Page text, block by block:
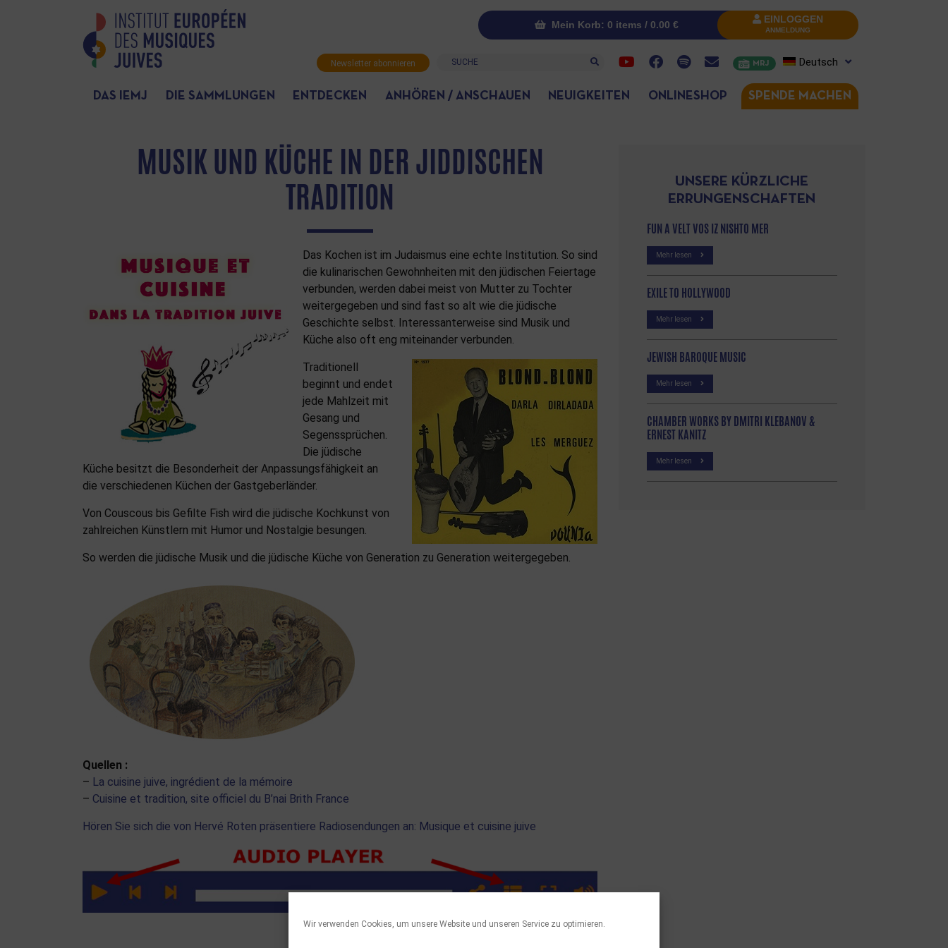
Wir verwenden Cookies, um unsere Website und unseren Service zu optimieren.
Mein Korb: 0 items / 0.00 € EINLOGGEN
ANMELDUNG
Newsletter abonnieren Suche MRJ Deutsch
DAS IEMJ DIE SAMMLUNGEN ENTDECKEN ANHÖREN / ANSCHAUEN NEUIGKEITEN ONLINESHOP SPENDE MACHEN
MUSIK UND KÜCHE IN DER JIDDISCHEN
TRADITION
Das Kochen ist im Judaismus eine echte Institution. So sind
die kulinarischen Gewohnheiten mit den jüdischen Feiertage
verbunden, werden dabei meist von Mutter zu Tochter
weitergegeben und sind fast so alt wie die jüdische
Geschichte selbst. Interessanterweise sind Musik und
Küche also oft eng miteinander verbunden.
Traditionell
beginnt und endet
jede Mahlzeit mit
Gesang und
Segenssprüchen.
Die jüdische
Küche besitzt die Besonderheit der Anpassungsfähigkeit an
die verschiedenen Küchen der Gastgeberländer.
Von Couscous bis Gefilte Fish wird die jüdische Kochkunst von
zahlreichen Künstlern mit Humor und Nostalgie besungen.
So werden die jüdische Musik und die jüdische Küche von Generation zu Generation weitergegeben.
Quellen :
– La cuisine juive, ingrédient de la mémoire
– Cuisine et tradition, site officiel du B’nai Brith France
Hören Sie sich die von Hervé Roten präsentiere Radiosendungen an: Musique et cuisine juive
UNSERE KÜRZLICHE
ERRUNGENSCHAFTEN
FUN A VELT VOS IZ NISHTO MER
Mehr lesen
EXILE TO HOLLYWOOD
Mehr lesen
JEWISH BAROQUE MUSIC
Mehr lesen
CHAMBER WORKS BY DMITRI KLEBANOV &
ERNEST KANITZ
Mehr lesen